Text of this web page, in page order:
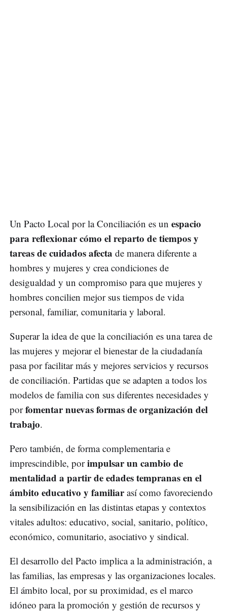
Un Pacto Local por la Conciliación es un espacio
para reflexionar cómo el reparto de tiempos y
tareas de cuidados afecta de manera diferente a
hombres y mujeres y crea condiciones de
desigualdad y un compromiso para que mujeres y
hombres concilien mejor sus tiempos de vida
personal, familiar, comunitaria y laboral.
Superar la idea de que la conciliación es una tarea de
las mujeres y mejorar el bienestar de la ciudadanía
pasa por facilitar más y mejores servicios y recursos
de conciliación. Partidas que se adapten a todos los
modelos de familia con sus diferentes necesidades y
porfomentar nuevas formas de organización del
trabajo.
Pero también, de forma complementaria e
imprescindible, porimpulsar un cambio de
mentalidad a partir de edades tempranas en el
ámbito educativo y familiarasí como favoreciendo
la sensibilización en las distintas etapas y contextos
vitales adultos: educativo, social, sanitario, político,
económico, comunitario, asociativo y sindical.
El desarrollo del Pacto implica a la administración, a
las familias, las empresas y las organizaciones locales.
El ámbito local, por su proximidad, es el marco
idóneo para la promoción y gestión de recursos y